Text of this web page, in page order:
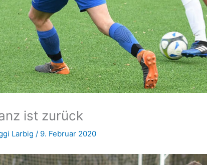
ist zurück
Larbig / 9. Februar 2020